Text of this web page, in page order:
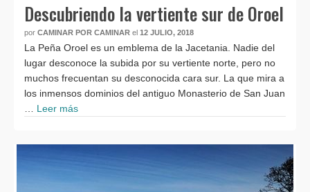
Descubriendo la vertiente sur de Oroel
por CAMINAR POR CAMINAR el 12 JULIO, 2018
La Peña Oroel es un emblema de la Jacetania. Nadie del
lugar desconoce la subida por su vertiente norte, pero no
muchos frecuentan su desconocida cara sur. La que mira a
los inmensos dominios del antiguo Monasterio de San Juan
Leer más